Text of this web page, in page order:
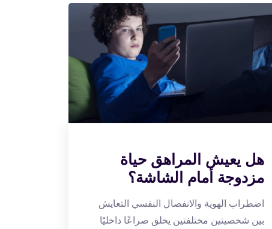
هل يعيش المراهق حياة
مزدوجة أمام الشاشة؟
اضطراب الهوية والانفصال النفسي التعايش
بين شخصيتين مختلفتين يخلق صراعًا داخليًا